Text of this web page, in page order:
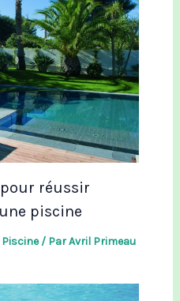
réussir
piscine
Piscine/ ParAvril Primeau